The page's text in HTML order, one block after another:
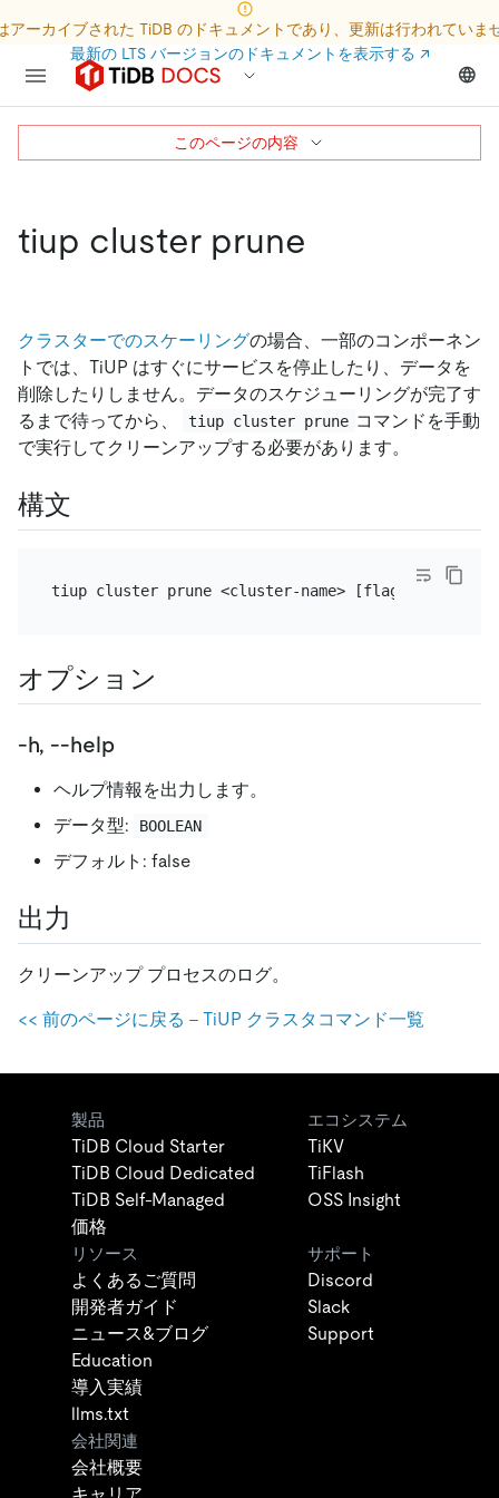
アーカイブされた TiDB のドキュメントであり、更新は行われていま
最新の LTS バージョンのドキュメントを表示する ↗
tiup cluster prune
クラスターでのスケーリングの場合、一部のコンポーネン
トでは、TiUP はすぐにサービスを停止したり、データを
削除したりしません。データのスケジューリングが完了す
るまで待ってから、
tiup cluster prune コマンドを手動
で実行してクリーンアップする必要があります。
構文
オプション
-h, --help
ヘルプ情報を出力します。
データ型:
BOOLEAN
デフォルト: false
出力
クリーンアップ プロセスのログ。
<< 前のページに戻る - TiUP クラスタコマンド一覧
このページの内容
製品
TiDB Cloud Starter
TiDB Cloud Dedicated
TiDB Self-Managed
価格
エコシステム
TiKV
TiFlash
OSS Insight
リソース
よくあるご質問
開発者ガイド
ニュース&ブログ
Education
導入実績
llms.txt
サポート
Discord
Slack
Support
会社関連
会社概要